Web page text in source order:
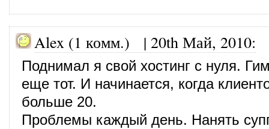
Alex (1 комм.) | 20th Май, 2010:
Поднимал я свой хостинг с нуля.
еще тот. И начинается, когда
больше 20.
Проблемы каждый день. Нанять